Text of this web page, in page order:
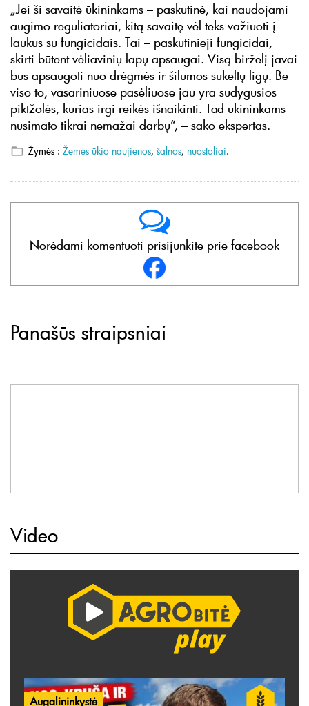
„Jei ši savaitė ūkininkams – paskutinė, kai naudojami
augimo reguliatoriai, kitą savaitę vėl teks važiuoti į
laukus su fungicidais. Tai – paskutinieji fungicidai,
skirti būtent vėliavinių lapų apsaugai. Visą birželį javai
bus apsaugoti nuo drėgmės ir šilumos sukeltų ligų. Be
viso to, vasariniuose pasėliuose jau yra sudygusios
piktžolės, kurias irgi reikės išnaikinti. Tad ūkininkams
nusimato tikrai nemažai darbų“, – sako ekspertas.
Žymės : Žemės ūkio naujienos, šalnos, nuostoliai.
Norėdami komentuoti prisijunkite prie facebook
Panašūs straipsniai
Video
Augalininkystė